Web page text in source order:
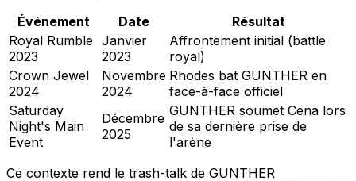
Événement
Date
Résultat
Royal Rumble
2023
Janvier
2023
Affrontement initial (battle
royal)
Crown Jewel
2024
Novembre
2024
Rhodes bat GUNTHER en
face-à-face officiel
Saturday
Night's Main
Event
Décembre
2025
GUNTHER soumet Cena lors
de sa dernière prise de
l'arène
Ce contexte rend le trash-talk de GUNTHER